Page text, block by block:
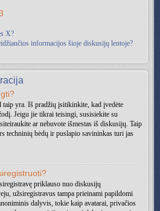
X?
informacijos šioje diskusijų lentoje?
taip yra. Iš pradžių įsitikinkite, kad įvedėte
Jeigu jie tikrai teisingi, susisiekite su
ar nebuvote išmestas iš diskusijų. Taip
techninių bėdų ir puslapio savininkas turi jas
priklauso nuo diskusijų
užsiregistravus tampa prieinami papildomi
dalyvis, tokie kaip avatarai, privačios